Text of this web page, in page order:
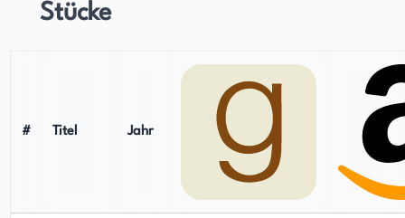
Stücke
# Titel Jahr